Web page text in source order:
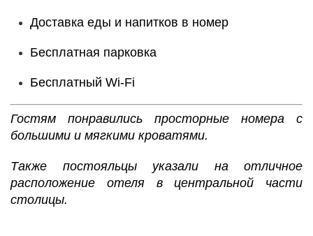
Доставка еды и напитков в номер
Бесплатная парковка
Бесплатный Wi-Fі
Гостям понравились просторные номера с
большими и мягкими кроватями.
Также постояльцы указали на отличное
расположение отеля в центральной части
столицы.